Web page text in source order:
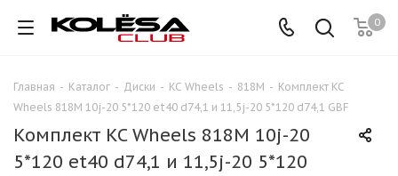
0
Главная - Каталог - Диски - KC Wheels - 818M - Комплект KC
Wheels 818M 10j-20 5*120 et40 d74,1 и 11,5j-20 5*120 d74,1 GBF
Комплект KC Wheels 818M 10j-20
5*120 et40 d74,1 и 11,5j-20 5*120